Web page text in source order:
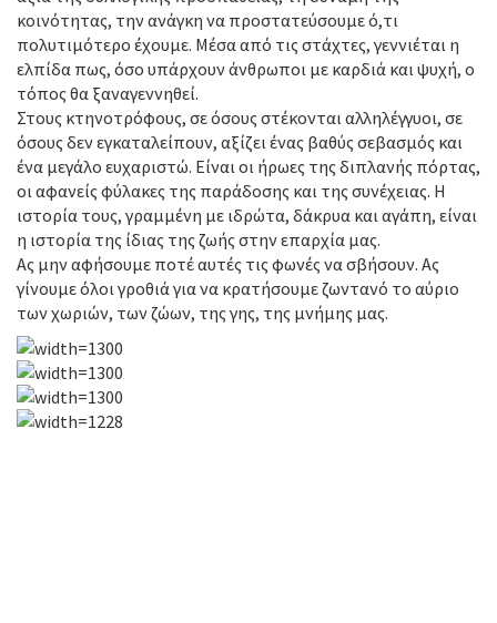
κοινότητας, την ανάγκη να προστατεύσουμε ό,τι
πολυτιμότερο έχουμε. Μέσα από τις στάχτες, γεννιέται η
ελπίδα πως, όσο υπάρχουν άνθρωποι με καρδιά και ψυχή, ο
τόπος θα ξαναγεννηθεί.
Στους κτηνοτρόφους, σε όσους στέκονται αλληλέγγυοι, σε
όσους δεν εγκαταλείπουν, αξίζει ένας βαθύς σεβασμός και
ένα μεγάλο ευχαριστώ. Είναι οι ήρωες της διπλανής πόρτας,
οι αφανείς φύλακες της παράδοσης και της συνέχειας. Η
ιστορία τους, γραμμένη με ιδρώτα, δάκρυα και αγάπη, είναι
η ιστορία της ίδιας της ζωής στην επαρχία μας.
Ας μην αφήσουμε ποτέ αυτές τις φωνές να σβήσουν. Ας
γίνουμε όλοι γροθιά για να κρατήσουμε ζωντανό το αύριο
των χωριών, των ζώων, της γης, της μνήμης μας.